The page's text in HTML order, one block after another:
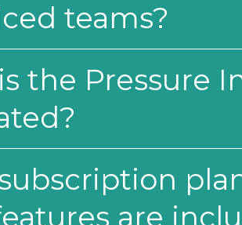
teams?
the Pressure
are